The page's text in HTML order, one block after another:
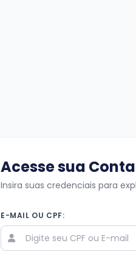
Acesse sua Conta
Insira suas credenciais para
E-MAIL OU CPF: